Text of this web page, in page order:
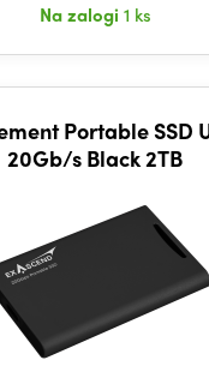
Na zalogi 1 ks
Portable SSD
20Gb/s Black 2TB